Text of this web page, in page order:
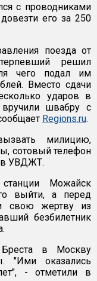
с проводниками
его за 250
поезда от
решил
чего подал им
Вместо сдачи
ударов в
вручили швабру с
Regions.ru.
милицию,
сотовый телефон
в УВДЖТ.
Можайск
выйти, а перед
свою жертву из
безбилетник
в Москву
"Ими оказались
- отметили в